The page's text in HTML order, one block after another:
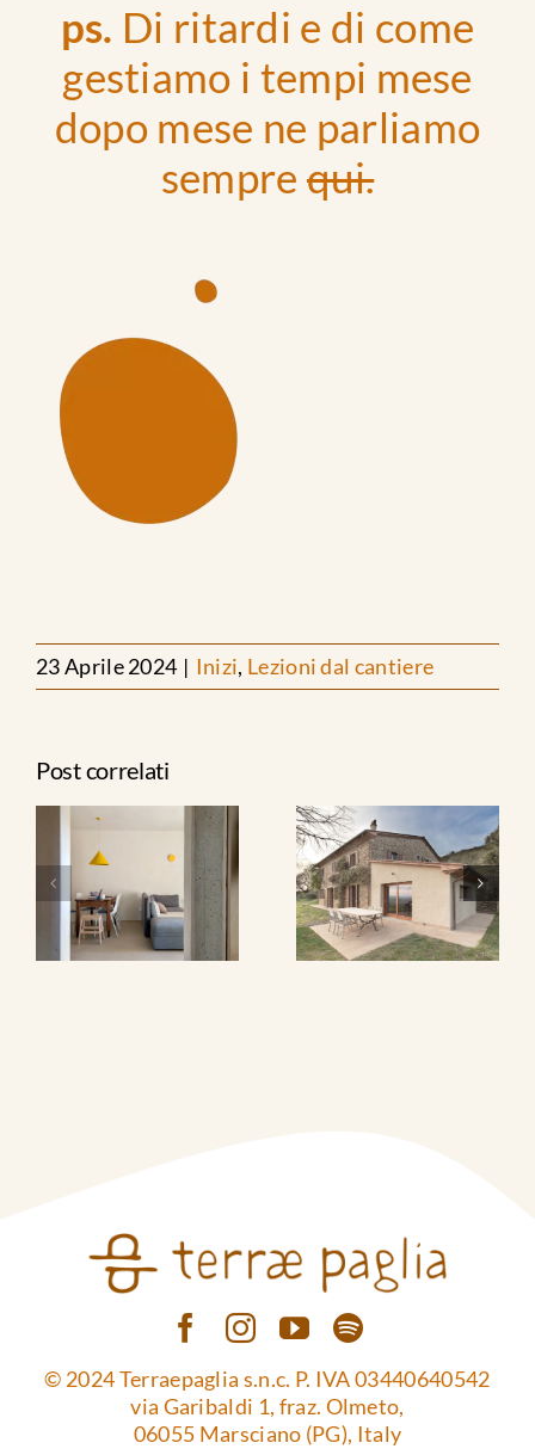
ps. Di ritardi e di come
gestiamo i tempi mese
dopo mese ne parliamo
sempre qui.
23 Aprile 2024 | Inizi, Lezioni dal cantiere
Post correlati
© 2024 Terraepaglia s.n.c. P. IVA 03440640542
via Garibaldi 1, fraz. Olmeto,
06055 Marsciano (PG), Italy